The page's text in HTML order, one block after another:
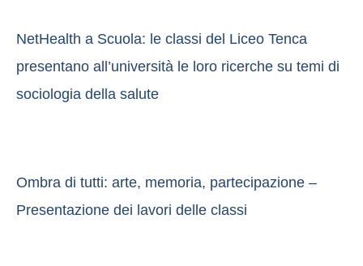
NetHealth a Scuola: le classi del Liceo Tenca
presentano all’università le loro ricerche su temi di
sociologia della salute
Ombra di tutti: arte, memoria, partecipazione –
Presentazione dei lavori delle classi